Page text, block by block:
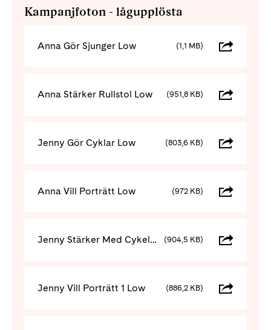
Kampanjfoton - lågupplösta
Anna Gör Sjunger Low (1,1 MB)
Anna Stärker Rullstol Low (951,8 KB)
Jenny Gör Cyklar Low (803,6 KB)
Anna Vill Porträtt Low (972 KB)
Jenny Stärker Med Cykel Low (904,5 KB)
Jenny Vill Porträtt 1 Low (886,2 KB)